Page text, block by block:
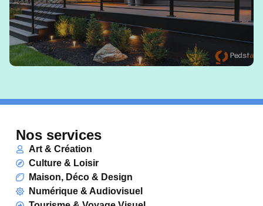
Nos services
Art & Création
Culture & Loisir
Maison, Déco & Design
Numérique & Audiovisuel